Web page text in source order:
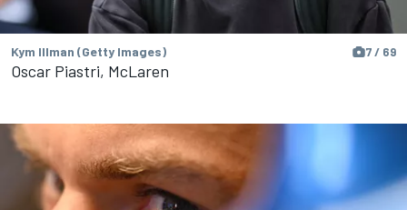
Kym Illman (Getty Images) 7 / 69
Oscar Piastri, McLaren